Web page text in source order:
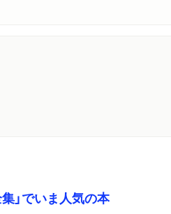
」でいま人気の本